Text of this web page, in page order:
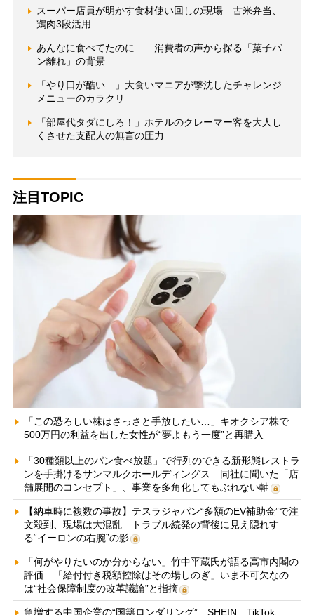
スーパー店員が明かす食材使い回しの現場 古米弁当、
鶏肉3段活用…
あんなに食べてたのに… 消費者の声から探る「菓子パ
ン離れ」の背景
「やり口が酷い…」大食いマニアが撃沈したチャレンジ
メニューのカラクリ
「部屋代タダにしろ！」ホテルのクレーマー客を大人し
くさせた支配人の無言の圧力
注目TOPIC
「この恐ろしい株はさっさと手放したい…」キオクシア株で
500万円の利益を出した女性が“夢よもう一度”と再購入
「30種類以上のパン食べ放題」で行列のできる新形態レストラ
ンを手掛けるサンマルクホールディングス 同社に聞いた「店
舗展開のコンセプト」、事業を多角化してもぶれない軸
【納車時に複数の事故】テスラジャパン“多額のEV補助金”で注
文殺到、現場は大混乱 トラブル続発の背後に見え隠れす
る“イーロンの右腕”の影
「何がやりたいのか分からない」竹中平蔵氏が語る高市内閣の
評価 「給付付き税額控除はその場しのぎ」いま不可欠なの
は“社会保障制度の改革議論”と指摘
急増する中国企業の“国籍ロンダリング” SHEIN、TikTok、